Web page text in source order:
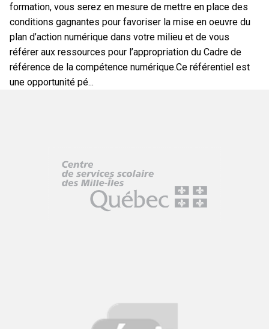
formation, vous serez en mesure de mettre en place des
conditions gagnantes pour favoriser la mise en oeuvre du
plan d’action numérique dans votre milieu et de vous
référer aux ressources pour l’appropriation du Cadre de
référence de la compétence numérique.Ce référentiel est
une opportunité pé...